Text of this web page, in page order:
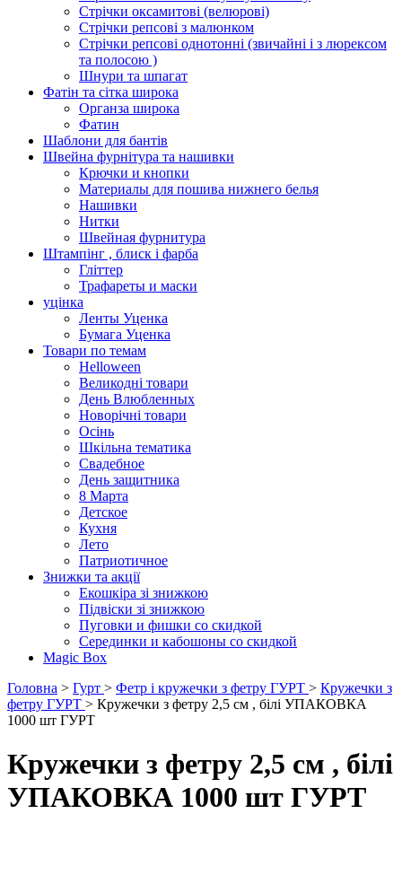
Стрічки оксамитові (велюрові)
Стрічки репсові з малюнком
Стрічки репсові однотонні (звичайні і з люрексом
та полосою )
Шнури та шпагат
Фатін та сітка широка
Органза широка
Фатин
Шаблони для бантів
Швейна фурнітура та нашивки
Крючки и кнопки
Материалы для пошива нижнего белья
Нашивки
Нитки
Швейная фурнитура
Штампінг , блиск і фарба
Гліттер
Трафареты и маски
уцінка
Ленты Уценка
Бумага Уценка
Товари по темам
Helloween
Великодні товари
День Влюбленных
Новорічні товари
Осінь
Шкільна тематика
Свадебное
День защитника
8 Марта
Детское
Кухня
Лето
Патриотичное
Знижки та акції
Екошкіра зі знижкою
Підвіски зі знижкою
Пуговки и фишки со скидкой
Серединки и кабошоны со скидкой
Magic Box
Головна > Гурт > Фетр і кружечки з фетру ГУРТ > Кружечки з
фетру ГУРТ > Кружечки з фетру 2,5 см , білі УПАКОВКА
1000 шт ГУРТ
Кружечки з фетру 2,5 см , білі
УПАКОВКА 1000 шт ГУРТ